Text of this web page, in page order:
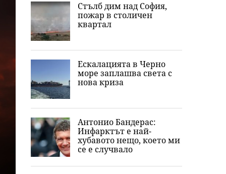
Стълб дим над София,
пожар в столичен
квартал
Ескалацията в Черно
море заплашва света с
нова криза
Антонио Бандерас:
Инфарктът е най-
хубавото нещо, което ми
се е случвало